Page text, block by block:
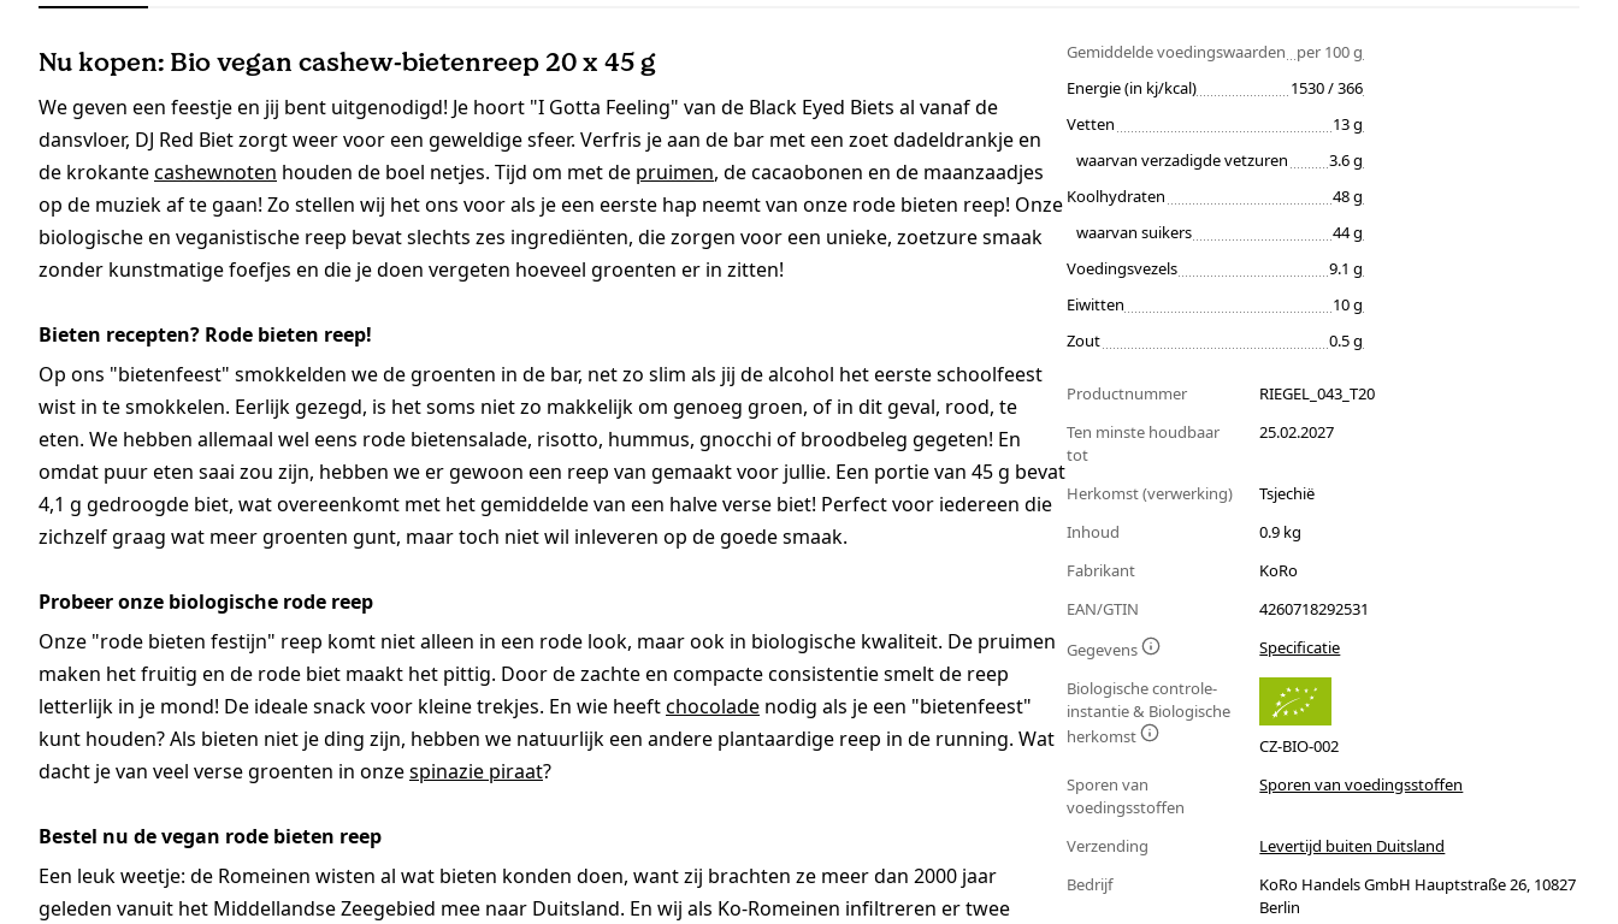
Nu kopen: Bio vegan cashew-bietenreep 20 x 45 g
We geven een feestje en jij bent uitgenodigd! Je hoort "I Gotta Feeling" van de Black Eyed Biets al vanaf de
dansvloer, DJ Red Biet zorgt weer voor een geweldige sfeer. Verfris je aan de bar met een zoet dadeldrankje en
de krokantecashewnoten houden de boel netjes. Tijd om met de pruimen, de cacaobonen en de maanzaadjes
op de muziek af te gaan! Zo stellen wij het ons voor als je een eerste hap neemt van onze rode bieten reep! Onze
biologische en veganistische reep bevat slechts zes ingrediënten, die zorgen voor een unieke, zoetzure smaak
zonder kunstmatige foefjes en die je doen vergeten hoeveel groenten er in zitten!
Bieten recepten? Rode bieten reep!
Op ons "bietenfeest" smokkelden we de groenten in de bar, net zo slim als jij de alcohol het eerste schoolfeest
wist in te smokkelen. Eerlijk gezegd, is het soms niet zo makkelijk om genoeg groen, of in dit geval, rood, te
eten. We hebben allemaal wel eens rode bietensalade, risotto, hummus, gnocchi of broodbeleg gegeten! En
omdat puur eten saai zou zijn, hebben we er gewoon een reep van gemaakt voor jullie. Een portie van 45 g bevat
4,1 g gedroogde biet, wat overeenkomt met het gemiddelde van een halve verse biet! Perfect voor iedereen die
zichzelf graag wat meer groenten gunt, maar toch niet wil inleveren op de goede smaak.
Probeer onze biologische rode reep
Onze "rode bieten festijn" reep komt niet alleen in een rode look, maar ook in biologische kwaliteit. De pruimen
maken het fruitig en de rode biet maakt het pittig. Door de zachte en compacte consistentie smelt de reep
letterlijk in je mond! De ideale snack voor kleine trekjes. En wie heeftchocolade nodig als je een "bietenfeest"
kunt houden? Als bieten niet je ding zijn, hebben we natuurlijk een andere plantaardige reep in de running. Wat
dacht je van veel verse groenten in onzespinazie piraat?
Bestel nu de vegan rode bieten reep
Een leuk weetje: de Romeinen wisten al wat bieten konden doen, want zij brachten ze meer dan 2000 jaar
geleden vanuit het Middellandse Zeegebied mee naar Duitsland. En wij als Ko-Romeinen infiltreren er twee
Gemiddelde voedingswaarden
per 100 g
Energie (in kj/kcal)
1530 / 366
Vetten
13 g
waarvan verzadigde vetzuren
3.6 g
Koolhydraten
48 g
waarvan suikers
44 g
Voedingsvezels
9.1 g
Eiwitten
10 g
Zout
0.5 g
Productnummer
RIEGEL_043_T20
Ten minste houdbaar
tot
25.02.2027
Herkomst (verwerking)
Tsjechië
Inhoud
0.9 kg
Fabrikant
KoRo
EAN/GTIN
4260718292531
Gegevens
Specificatie
Biologische controle-
instantie & Biologische
herkomst
CZ-BIO-002
Sporen van
voedingsstoffen
Sporen van voedingsstoffen
Verzending
Levertijd buiten Duitsland
Bedrijf
KoRo Handels GmbH Hauptstraße 26, 10827
Berlin